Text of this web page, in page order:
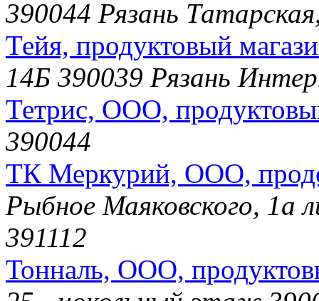
390044 Рязань
Тейя, продуктовый
14Б 390039 Рязань
Тетрис, ООО,
390044
ТК Меркурий, ООО,
Рыбное Маяковского, 1а
391112
Тонналь, ООО,